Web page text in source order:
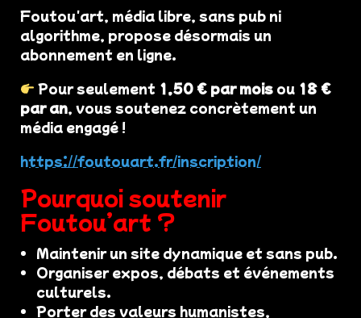
Foutou'art, média libre, sans pub ni
algorithme, propose désormais un
abonnement en ligne.
Pour seulement 1,50 € par mois ou 18 €
par an, vous soutenez concrètement un
média engagé !
https://foutouart.fr/inscription/
Pourquoi soutenir
Foutou’art ?
Maintenir un site dynamique et sans pub.
Organiser expos, débats et événements
culturels.
Porter des valeurs humanistes,